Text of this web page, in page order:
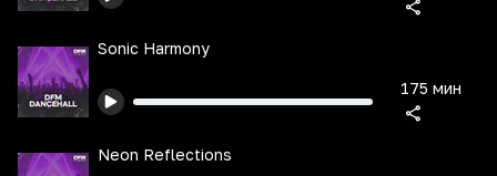
Sonic Harmony
175 мин
Neon Reflections